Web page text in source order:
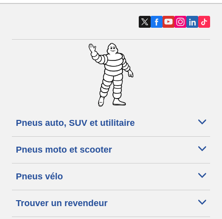
Pneus auto, SUV et utilitaire
Pneus moto et scooter
Pneus vélo
Trouver un revendeur